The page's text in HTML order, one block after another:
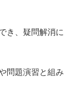
き、疑問解消に
問題演習と組み